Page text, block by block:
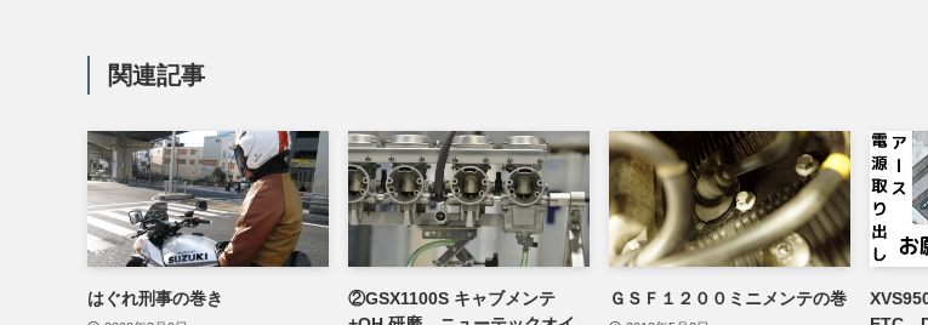
関連記事
はぐれ刑事の巻き
②GSX1100S キャブメンテ
ＧＳＦ１２００ミニメンテの巻